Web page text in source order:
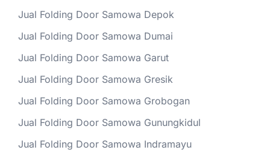
Jual Folding Door Samowa Depok
Jual Folding Door Samowa Dumai
Jual Folding Door Samowa Garut
Jual Folding Door Samowa Gresik
Jual Folding Door Samowa Grobogan
Jual Folding Door Samowa Gunungkidul
Jual Folding Door Samowa Indramayu